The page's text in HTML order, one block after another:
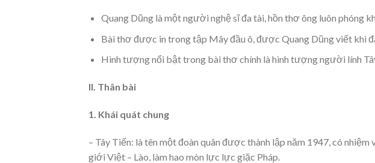
Quang Dũng là một người nghệ sĩ đa tài, hồn thơ ông luôn phóng
Bài thơ được in trong tập Mây đầu ô, được Quang Dũng viết khi
Hình tượng nổi bật trong bài thơ chính là hình tượng người lính
II. Thân bài
1. Khái quát chung
– Tây Tiến: là tên một đoàn quân được thành lập năm 1947, có
giới Việt – Lào, làm hao mòn lực lực giặc Pháp.